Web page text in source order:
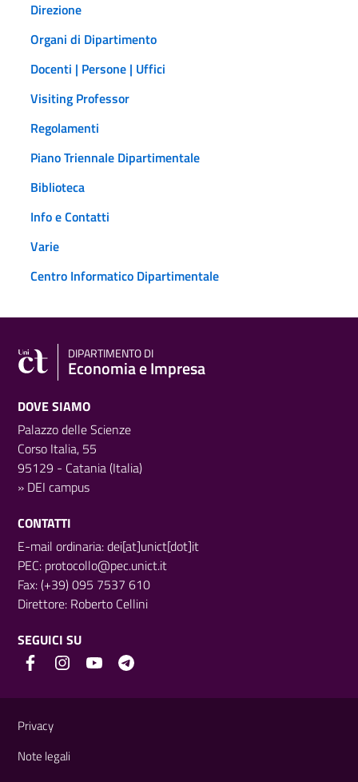
Direzione
Organi di Dipartimento
Docenti | Persone | Uffici
Visiting Professor
Regolamenti
Piano Triennale Dipartimentale
Biblioteca
Info e Contatti
Varie
Centro Informatico Dipartimentale
DIPARTIMENTO DI
Economia e Impresa
DOVE SIAMO
Palazzo delle Scienze
Corso Italia, 55
95129 - Catania (Italia)
» DEI campus
CONTATTI
E-mail ordinaria: dei[at]unict[dot]it
PEC: protocollo@pec.unict.it
Fax: (+39) 095 7537 610
Direttore: Roberto Cellini
SEGUICI SU
Privacy
Note legali